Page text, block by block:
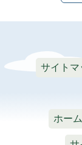
サイトマ
ホー